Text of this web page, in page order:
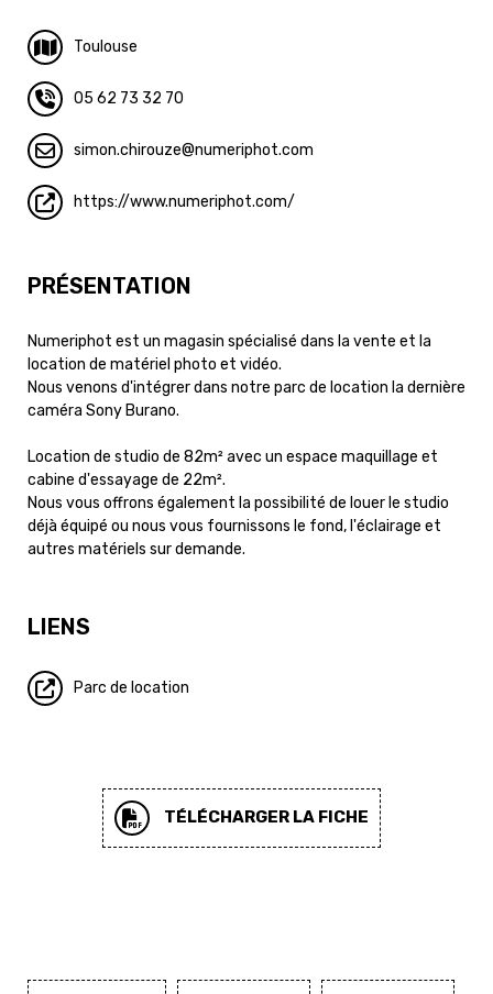
Toulouse
05 62 73 32 70
simon.chirouze numeriphot.com
https://www.numeriphot.com/
PRÉSENTATION
Numeriphot est un magasin spécialisé dans la vente et la
location de matériel photo et vidéo.
Nous venons d'intégrer dans notre parc de location la dernière
caméra Sony Burano.
Location de studio de 82m² avec un espace maquillage et
cabine d'essayage de 22m².
Nous vous offrons également la possibilité de louer le studio
déjà équipé ou nous vous fournissons le fond, l'éclairage et
autres matériels sur demande.
LIENS
Parc de location
TÉLÉCHARGER LA FICHE